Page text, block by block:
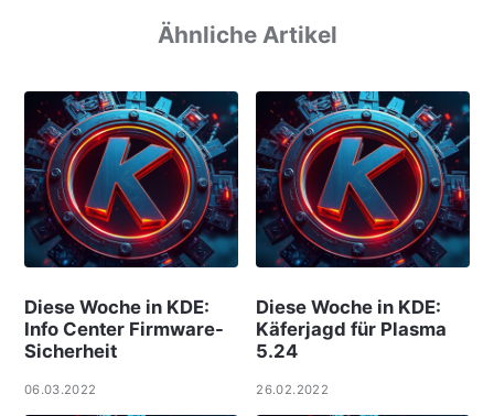
Ähnliche Artikel
Diese Woche in KDE:
Info Center Firmware-
Sicherheit
06.03.2022
Diese Woche in KDE:
Käferjagd für Plasma
5.24
26.02.2022